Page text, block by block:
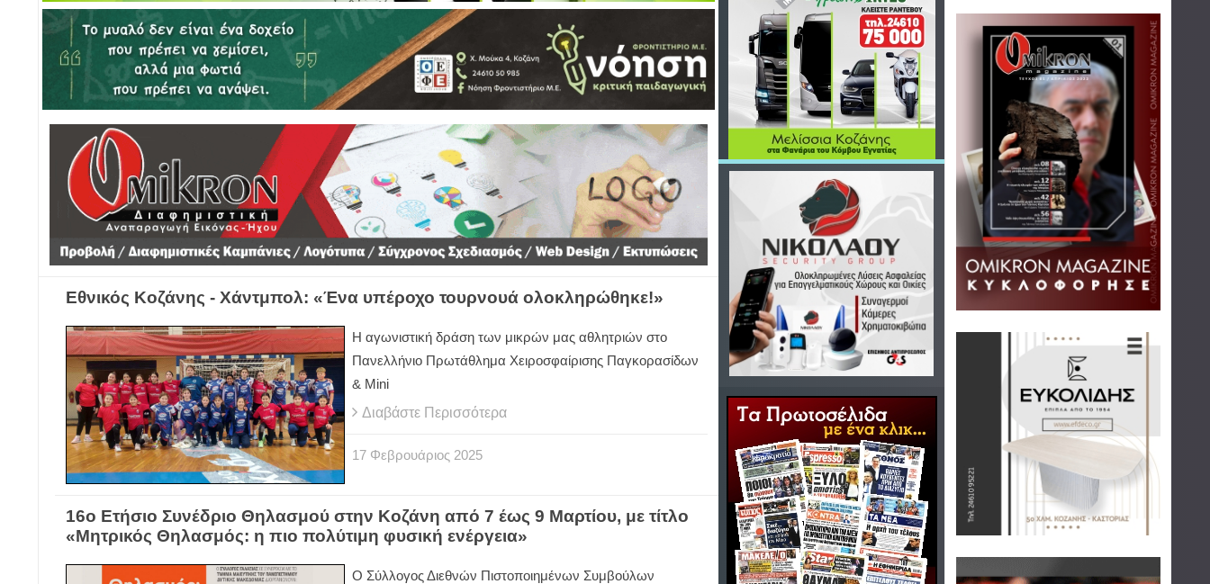
Εθνικός Κοζάνης - Χάντμπολ: «Ένα υπέροχο τουρνουά ολοκληρώθηκε!»
Η αγωνιστική δράση των μικρών μας αθλητριών στο
Πανελλήνιο Πρωτάθλημα Χειροσφαίρισης Παγκορασίδων
& Mini
Διαβάστε Περισσότερα
17 Φεβρουάριος 2025
16ο Ετήσιο Συνέδριο Θηλασμού στην Κοζάνη από 7 έως 9 Μαρτίου, με τίτλο
«Μητρικός Θηλασμός: η πιο πολύτιμη φυσική ενέργεια»
Ο Σύλλογος Διεθνών Πιστοποιημένων Συμβούλων